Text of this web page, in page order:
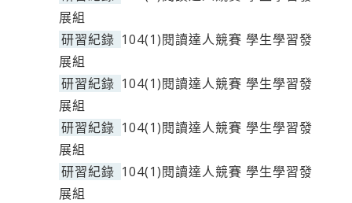
展組
研習紀錄 104(1)閱讀達人競賽 學生學習發
展組
研習紀錄 104(1)閱讀達人競賽 學生學習發
展組
研習紀錄 104(1)閱讀達人競賽 學生學習發
展組
研習紀錄 104(1)閱讀達人競賽 學生學習發
展組